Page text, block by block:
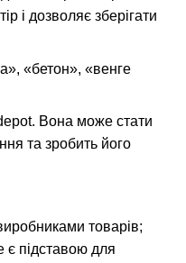
і дозволяє зберігати
«бетон», «венге
Вона може стати
та зробить його
товарів;
є підставою для